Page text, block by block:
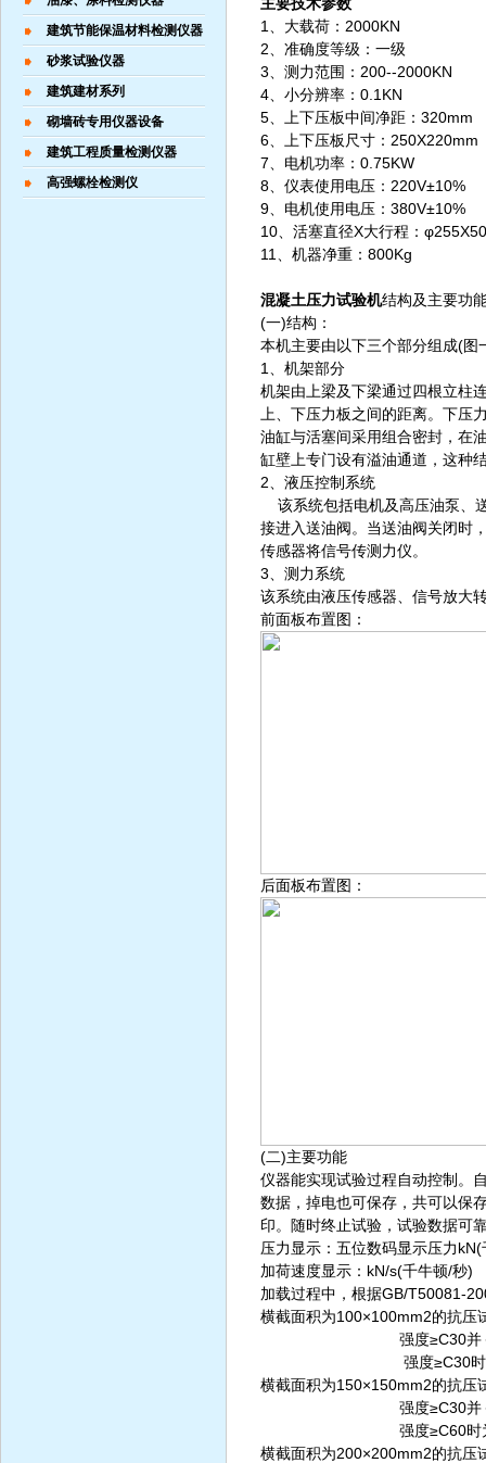
建筑节能保温材料检测仪器
砂浆试验仪器
建筑建材系列
砌墙砖专用仪器设备
建筑工程质量检测仪器
高强螺栓检测仪
1、大载荷：2000KN
2、准确度等级：一级
3、测力范围：200--2000KN
4、小分辨率：0.1KN
5、上下压板中间净距：320mm
6、上下压板尺寸：250X220mm
7、电机功率：0.75KW
8、仪表使用电压：220V±10%
9、电机使用电压：380V±10%
10、活塞直径X大行程：
11、机器净重：800Kg
混凝土压力试验机结构及主要功
(一)结构：
本机主要由以下三个部分组成(图
1、机架部分
机架由上梁及下梁通过四根立柱
上、下压力板之间的距离。下压
油缸与活塞间采用组合密封，在
缸壁上专门设有溢油通道，这种
2、液压控制系统
该系统包括电机及高压油泵、
接进入送油阀。当送油阀关闭时
传感器将信号传测力仪。
3、测力系统
该系统由液压传感器、信号放大
前面板布置图：
后面板布置图：
(二)主要功能
仪器能实现试验过程自动控制。
数据，掉电也可保存，共可以保
印。随时终止试验，试验数据可
压力显示：五位数码显示压力
加荷速度显示：kN/s(千牛顿/秒)
加载过程中，根据GB/T50081-
横截面积为100×100mm2的抗压
强度≥C30并＜C60
强度≥C30时为
横截面积为150×150mm2的抗压
强度≥C30并＜C60时
强度≥C60时为
横截面积为200×200mm2的抗压